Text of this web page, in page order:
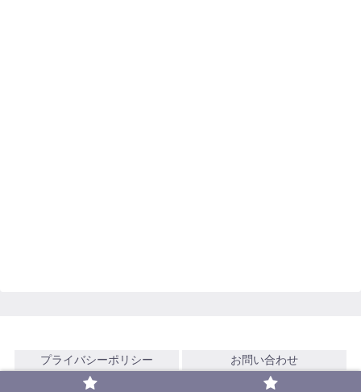
プライバシーポリシー お問い合わせ